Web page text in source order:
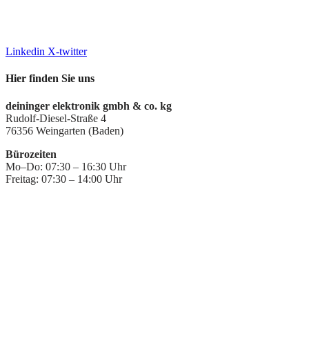
Linkedin X-twitter
Hier finden Sie uns
deininger elektronik gmbh & co. kg
Rudolf-Diesel-Straße 4
76356 Weingarten (Baden)
Bürozeiten
Mo–Do: 07:30 – 16:30 Uhr
Freitag: 07:30 – 14:00 Uhr